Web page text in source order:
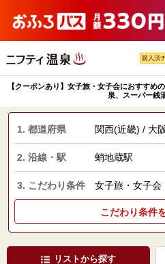
購入済
【クーポンあり】女子旅・女子会におすすめ
泉、スーパー銭
1. 都道府県 関西(近畿) / 大
2. 沿線・駅 蛸地蔵駅
3. こだわり条件 女子旅・女子会
こだわり条件
リストから探す